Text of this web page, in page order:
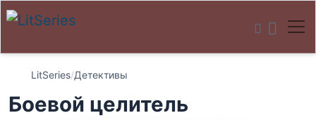
LitSeries/Детективы
Боевой целитель